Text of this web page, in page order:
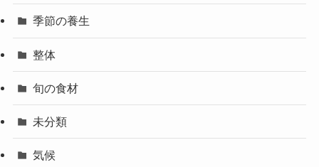
季節の養生
整体
旬の食材
未分類
気候